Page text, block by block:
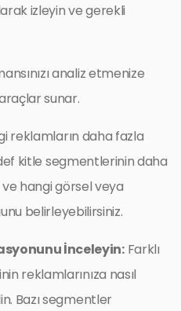
izleyin ve gerekli
analiz etmenize
sunar.
reklamların daha fazla
kitle segmentlerinin daha
hangi görsel veya
belirleyebilirsiniz.
İnceleyin:Farklı
reklamlarınıza nasıl
Bazı segmentler